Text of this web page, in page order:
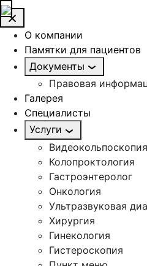
О компании
Памятки для пациентов
Документы
Правовая
Галерея
Специалисты
Услуги
Видеокольпоскопия
Колопроктология
Гастроэнтеролог
Онкология
Ультразвуковая
Хирургия
Гинекология
Гистероскопия